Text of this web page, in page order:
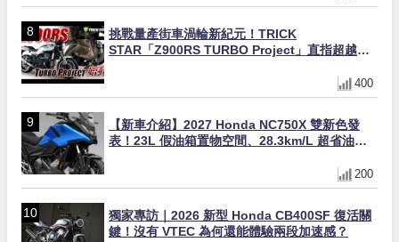
挑戰量產街車渦輪新紀元！TRICK
STAR「Z900RS TURBO Project」直指超越
400
【新車介紹】2027 Honda NC750X 雙新色發
表！23L 假油箱置物空間、28.3km/L 超省油
200
獨家專訪｜2026 新型 Honda CB400SF 復活關
鍵！沒有 VTEC 為何還能體驗兩段加速感？